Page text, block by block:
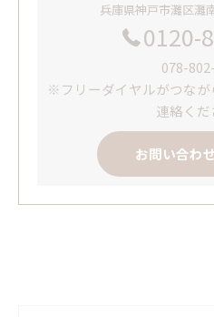
兵庫県神戸市灘区灘
0120-
078-
※フリーダイヤルがつな
連絡くだ
お問い合わ